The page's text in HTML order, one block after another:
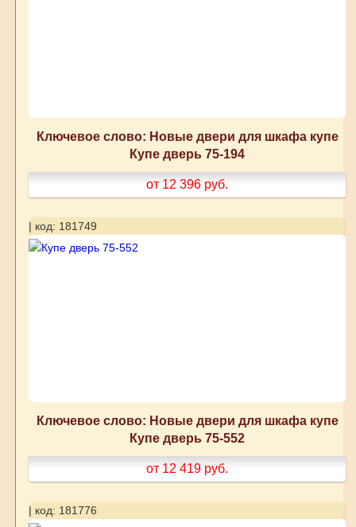
Ключевое слово: Новые двери для шкафа купе
Купе дверь 75-194
от 12 396 руб.
| код: 181749
Ключевое слово: Новые двери для шкафа купе
Купе дверь 75-552
от 12 419 руб.
| код: 181776